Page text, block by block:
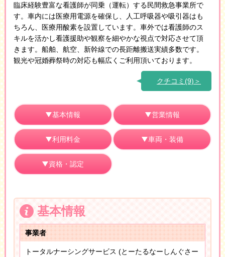
臨床経験豊富な看護師が同乗（運転）する民間救急事業所で
す。車内には医療用電源を確保し、人工呼吸器や吸引器はも
ちろん、医療用酸素を設置しています。車外では看護師のス
キルを活かし看護援助や観察を細やかな視点で対応させて頂
きます。船舶、航空、新幹線での長距離搬送実績多数です。
観光や冠婚葬祭時の対応も幅広くご利用頂いております。
クチコミ(9)＞
基本情報 営業情報
利用料金 車両・装備
資格・認定
基本情報
事業者
トータルナーシングサービス (とーたるなーしんぐさー